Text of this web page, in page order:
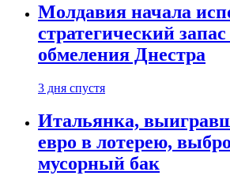
Молдавия начала
стратегический
обмеления Днестра
3 дня спустя
Итальянка,
евро в лотерею,
мусорный бак